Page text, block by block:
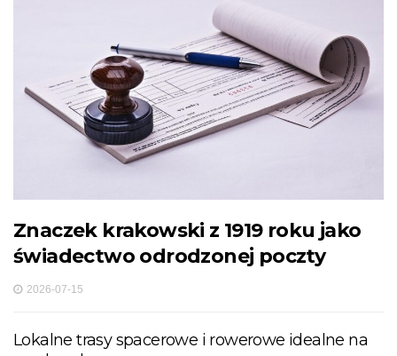
Znaczek krakowski z 1919 roku jako
świadectwo odrodzonej poczty
2026-07-15
Lokalne trasy spacerowe i rowerowe idealne na